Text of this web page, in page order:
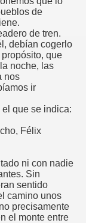
de
de tren.
debían cogerlo
que
noche, las
nos
ir
que se indica:
Félix
ni con nadie
Sin
sentido
camino unos
precisamente
el monte entre